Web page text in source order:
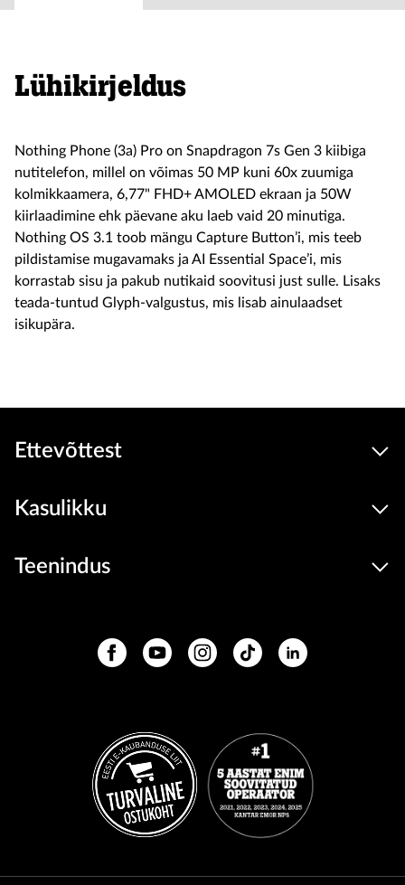
Lühikirjeldus
Nothing Phone (3a) Pro on Snapdragon 7s Gen 3 kiibiga
nutitelefon, millel on võimas 50 MP kuni 60x zuumiga
kolmikkaamera, 6,77" FHD+ AMOLED ekraan ja 50W
kiirlaadimine ehk päevane aku laeb vaid 20 minutiga.
Nothing OS 3.1 toob mängu Capture Button’i, mis teeb
pildistamise mugavamaks ja AI Essential Space’i, mis
korrastab sisu ja pakub nutikaid soovitusi just sulle. Lisaks
teada-tuntud Glyph-valgustus, mis lisab ainulaadset
isikupära.
Ettevõttest
Kasulikku
Teenindus